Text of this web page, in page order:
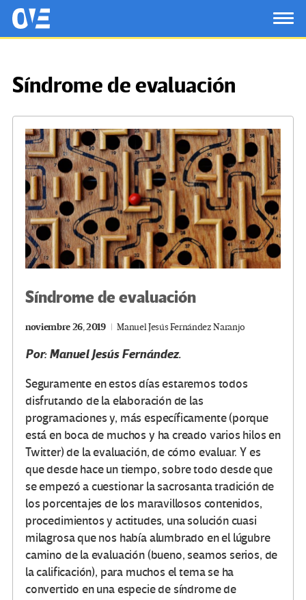
Saltar al contenido principal
OtrasVocesenEducacion.org
Síndrome de evaluación
Síndrome de evaluación
noviembre 26, 2019 Manuel Jesús Fernández Naranjo
Por: Manuel Jesús Fernández.
Seguramente en estos días estaremos todos
disfrutando de la elaboración de las
programaciones y, más específicamente (porque
está en boca de muchos y ha creado varios hilos en
Twitter) de la evaluación, de cómo evaluar. Y es
que desde hace un tiempo, sobre todo desde que
se empezó a cuestionar la sacrosanta tradición de
los porcentajes de los maravillosos contenidos,
procedimientos y actitudes, una solución cuasi
milagrosa que nos había alumbrado en el lúgubre
camino de la evaluación (bueno, seamos serios, de
la calificación), para muchos el tema se ha
convertido en una especie de síndrome de